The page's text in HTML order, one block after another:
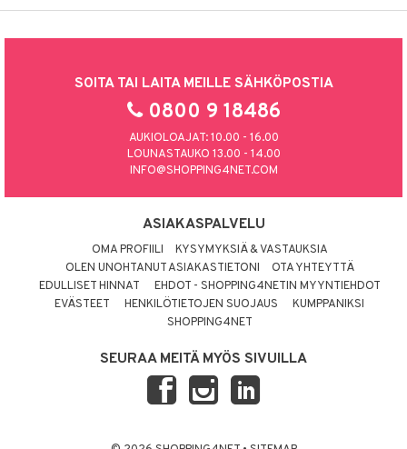
SOITA TAI LAITA MEILLE SÄHKÖPOSTIA
0800 9 18486
AUKIOLOAJAT: 10.00 - 16.00
LOUNASTAUKO 13.00 - 14.00
INFO@SHOPPING4NET.COM
ASIAKASPALVELU
OMA PROFIILI
KYSYMYKSIÄ & VASTAUKSIA
OLEN UNOHTANUT ASIAKASTIETONI
OTA YHTEYTTÄ
EDULLISET HINNAT
EHDOT - SHOPPING4NETIN MYYNTIEHDOT
EVÄSTEET
HENKILÖTIETOJEN SUOJAUS
KUMPPANIKSI
SHOPPING4NET
SEURAA MEITÄ MYÖS SIVUILLA